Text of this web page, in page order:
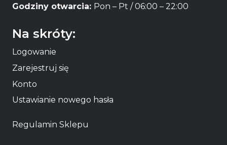
Godziny otwarcia: Pon – Pt / 06:00 – 22:00
Na skróty:
Logowanie
Zarejestruj się
Konto
Ustawianie nowego hasła
Regulamin Sklepu